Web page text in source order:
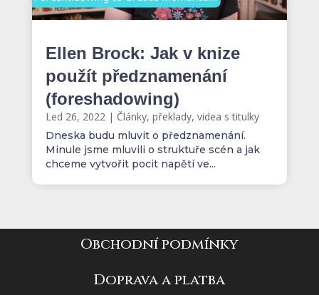
Ellen Brock: Jak v knize
použít předznamenání
(foreshadowing)
Led 26, 2022| Články, překlady, videa s titulky
Dneska budu mluvit o předznamenání.
Minule jsme mluvili o struktuře scén a jak
chceme vytvořit pocit napětí ve...
Obchodní podmínky
Doprava a platba